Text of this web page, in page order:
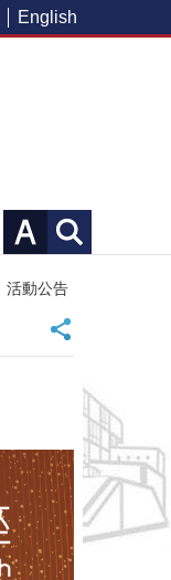
English
活動公告